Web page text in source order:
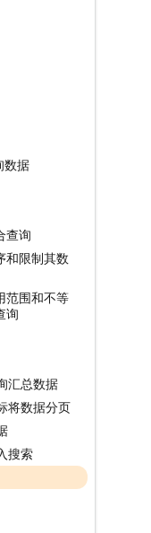
数据
查询
和限制其数
范围和不等
询
汇总数据
将数据分页
搜索